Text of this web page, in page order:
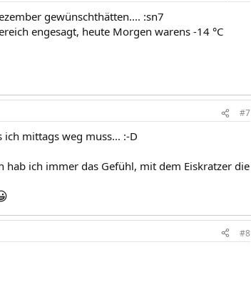
gewünschthätten.... :sn7
engesagt, heute Morgen warens -14 °C
#7
mittags weg muss... :-D
ich immer das Gefühl, mit dem Eiskratzer die
#8